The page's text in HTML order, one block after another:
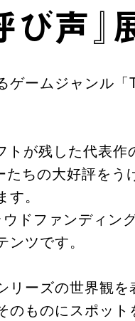
び声』
ームジャンル
トが残した代表
ちの大好評を
。
ドファンディン
ツです。
ーズの世界観を
ものにスポッ